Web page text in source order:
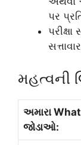
પર
મહત્વની
અમારા
જોડાઓ: